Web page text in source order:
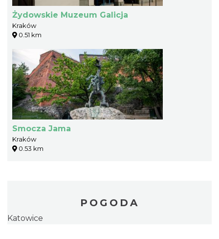
Żydowskie Muzeum Galicja
Kraków
0.51 km
Smocza Jama
Kraków
0.53 km
POGODA
Katowice